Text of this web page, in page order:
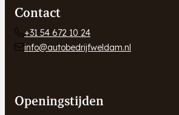
Contact
+31 54 672 10 24
info@autobedrijfweldam.nl
Openingstijden